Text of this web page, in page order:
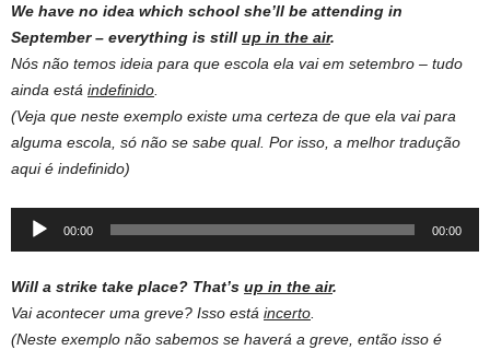
We have no idea which school she’ll be attending in
September – everything is still up in the air.
Nós não temos ideia para que escola ela vai em setembro – tudo
ainda está indefinido
(Veja que neste exemplo existe uma certeza de que ela vai para
alguma escola, só não se sabe qual. Por isso, a melhor tradução
aqui é indefinido)
Audio
00:00 00:00
Will a strike take place? That’s up in the air.
Vai acontecer uma greve? Isso está incerto
(Neste exemplo não sabemos se haverá a greve, então isso é